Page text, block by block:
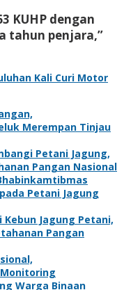
KUHP dengan
tahun penjara,”
Kali Curi Motor
Merempan Tinjau
Petani Jagung,
Pangan Nasional
Petani Jagung
Kebun Jagung Petani,
Pangan
Warga Binaan